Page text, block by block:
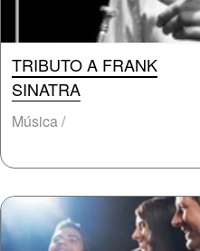
TRIBUTO A FRANK
SINATRA
Música /